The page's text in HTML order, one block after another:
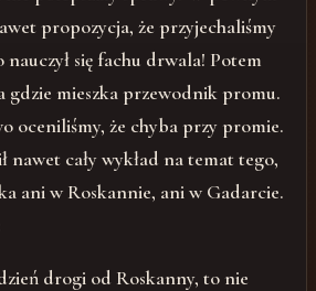
propozycja, że przyjechaliśmy
się fachu drwala! Potem
gdzie mieszka przewodnik promu.
oceniliśmy, że chyba przy promie.
nawet cały wykład na temat tego,
ani w Roskannie, ani w Gadarcie.
drogi od Roskanny, to nie